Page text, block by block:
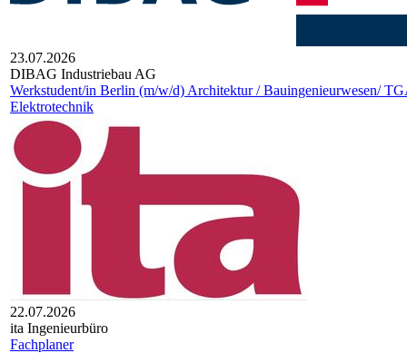
23.07.2026
DIBAG Industriebau AG
Werkstudent/in Berlin (m/w/d) Architektur / Bauingenieurwesen/
Elektrotechnik
22.07.2026
ita Ingenieurbüro
Fachplaner